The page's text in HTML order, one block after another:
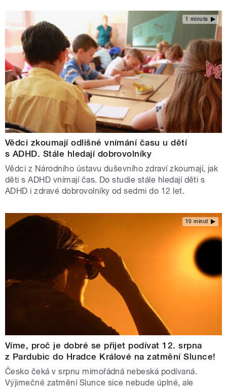
1 minuta
Vědci zkoumají odlišné vnímání času u dětí
s ADHD. Stále hledají dobrovolníky
Vědci z Národního ústavu duševního zdraví zkoumají, jak
děti s ADHD vnímají čas. Do studie stále hledají děti s
ADHD i zdravé dobrovolníky od sedmi do 12 let.
10 minut
Víme, proč je dobré se přijet podívat 12. srpna
z Pardubic do Hradce Králové na zatmění Slunce!
Česko čeká v srpnu mimořádná nebeská podívaná.
Výjimečné zatmění Slunce sice nebude úplné, ale